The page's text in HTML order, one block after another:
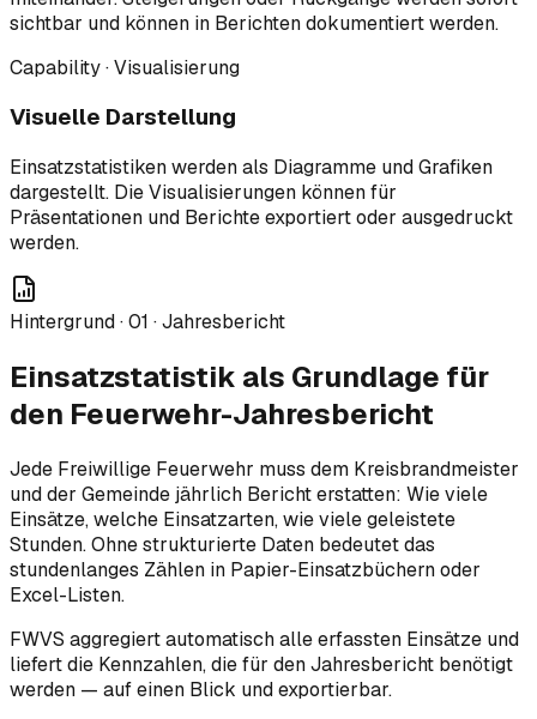
sichtbar und können in Berichten dokumentiert werden.
Capability · Visualisierung
Visuelle Darstellung
Einsatzstatistiken werden als Diagramme und Grafiken
dargestellt. Die Visualisierungen können für
Präsentationen und Berichte exportiert oder ausgedruckt
werden.
Hintergrund ·01 ·Jahresbericht
Einsatzstatistik als Grundlage für
den Feuerwehr-Jahresbericht
Jede Freiwillige Feuerwehr muss dem Kreisbrandmeister
und der Gemeinde jährlich Bericht erstatten: Wie viele
Einsätze, welche Einsatzarten, wie viele geleistete
Stunden. Ohne strukturierte Daten bedeutet das
stundenlanges Zählen in Papier-Einsatzbüchern oder
Excel-Listen.
FWVS aggregiert automatisch alle erfassten Einsätze und
liefert die Kennzahlen, die für den Jahresbericht benötigt
werden — auf einen Blick und exportierbar.